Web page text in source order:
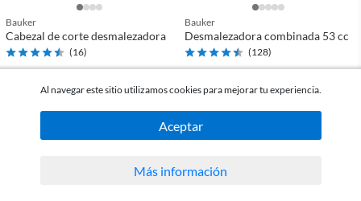
Bauker
Cabezal de corte desmalezadora
(16)
c/u
Bauker
Desmalezadora combinada 53 cc
(128)
USD 189 c/u
Al navegar este sitio utilizamos cookies para mejorar tu experiencia.
Aceptar
Más información